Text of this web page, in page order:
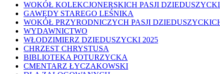
WOKÓŁ KOLEKCJONERSKICH PASJI
GAWĘDY STAREGO LEŚNIKA
WOKÓŁ PRZYRODNICZYCH PASJI
WYDAWNICTWO
WŁODZIMIERZ DZIEDUSZYCKI 2025
CHRZEST CHRYSTUSA
BIBLIOTEKA POTURZYCKA
CMENTARZ ŁYCZAKOWSKI